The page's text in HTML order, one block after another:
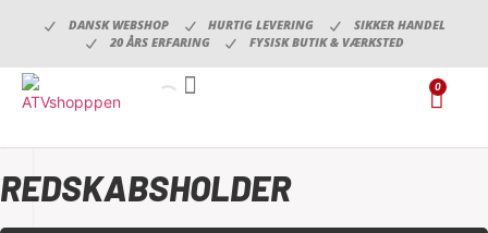
DANSK WEBSHOP HURTIG LEVERING
SIKKER HANDEL
20 ÅRS ERFARING
FYSISK BUTIK & VÆRKSTED
0
REDSKABSHOLDER